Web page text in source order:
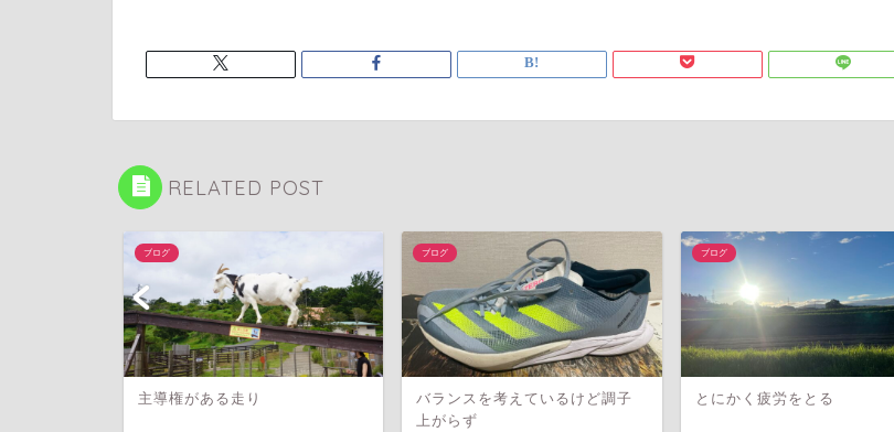
RELATED POST
ブログ
主導権がある走り
ブログ
バランスを考えているけど調子
上がらず
ブログ
とにかく疲労をとる